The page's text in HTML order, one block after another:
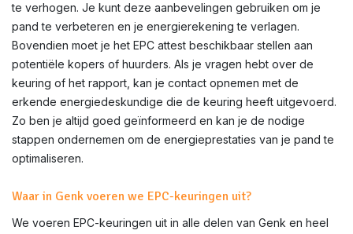
te verhogen. Je kunt deze aanbevelingen gebruiken om je
pand te verbeteren en je energierekening te verlagen.
Bovendien moet je het EPC attest beschikbaar stellen aan
potentiële kopers of huurders. Als je vragen hebt over de
keuring of het rapport, kan je contact opnemen met de
erkende energiedeskundige die de keuring heeft uitgevoerd.
Zo ben je altijd goed geïnformeerd en kan je de nodige
stappen ondernemen om de energieprestaties van je pand te
optimaliseren.
Waar in Genk voeren we EPC-keuringen uit?
We voeren EPC-keuringen uit in alle delen van Genk en heel